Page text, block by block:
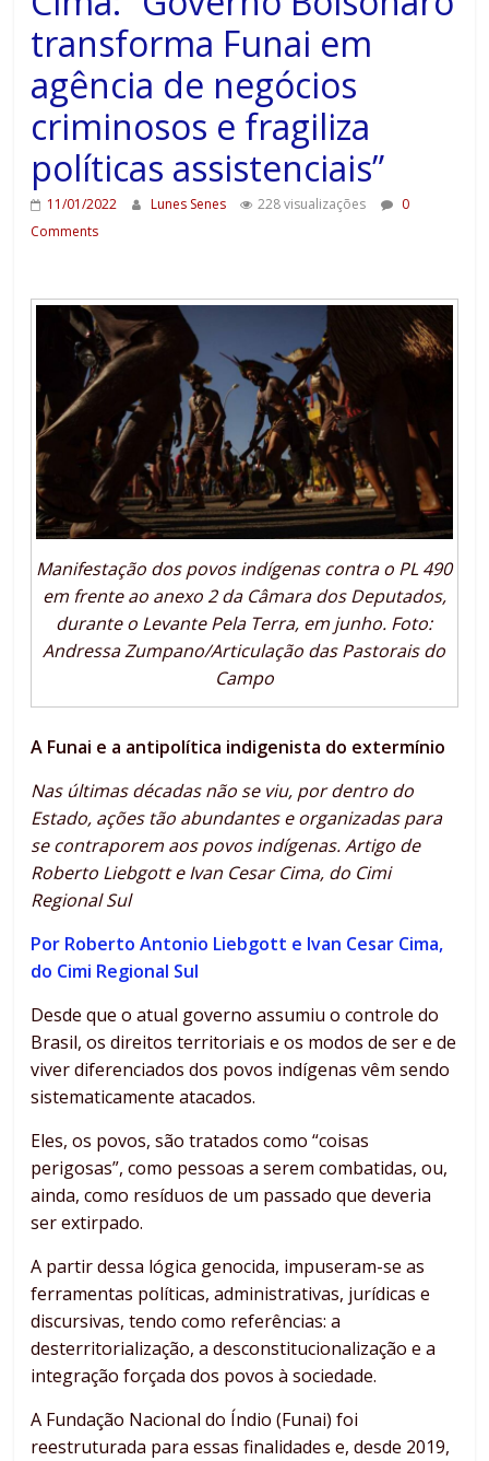
transforma Funai em
agência de negócios
criminosos e fragiliza
políticas assistenciais”
11/01/2022 Lunes Senes 228 visualizações
0
Comments
Manifestação dos povos indígenas contra o PL 490
em frente ao anexo 2 da Câmara dos Deputados,
durante o Levante Pela Terra, em junho. Foto:
Andressa Zumpano/Articulação das Pastorais do
Campo
A Funai e a antipolítica indigenista do extermínio
Nas últimas décadas não se viu, por dentro do
Estado, ações tão abundantes e organizadas para
se contraporem aos povos indígenas. Artigo de
Roberto Liebgott e Ivan Cesar Cima, do Cimi
Regional Sul
Por Roberto Antonio Liebgott e Ivan Cesar Cima,
do Cimi Regional Sul
Desde que o atual governo assumiu o controle do
Brasil, os direitos territoriais e os modos de ser e de
viver diferenciados dos povos indígenas vêm sendo
sistematicamente atacados.
Eles, os povos, são tratados como “coisas
perigosas”, como pessoas a serem combatidas, ou,
ainda, como resíduos de um passado que deveria
ser extirpado.
A partir dessa lógica genocida, impuseram-se as
ferramentas políticas, administrativas, jurídicas e
discursivas, tendo como referências: a
desterritorialização, a desconstitucionalização e a
integração forçada dos povos à sociedade.
A Fundação Nacional do Índio (Funai) foi
reestruturada para essas finalidades e, desde 2019,